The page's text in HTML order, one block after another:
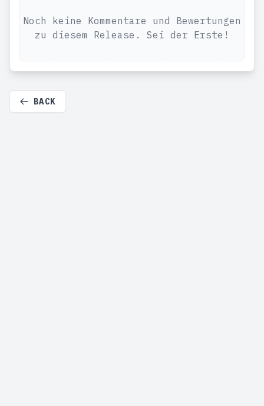
Noch keine Kommentare und Bewertungen
zu diesem Release. Sei der Erste!
BACK